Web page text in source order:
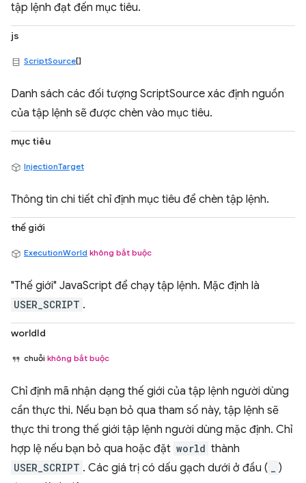
tập lệnh đạt đến mục tiêu.
js
ScriptSource[]
Danh sách các đối tượng ScriptSource xác định nguồn
của tập lệnh sẽ được chèn vào mục tiêu.
mục tiêu
InjectionTarget
Thông tin chi tiết chỉ định mục tiêu để chèn tập lệnh.
thế giới
ExecutionWorld không bắt buộc
"Thế giới" JavaScript để chạy tập lệnh. Mặc định là
USER_SCRIPT .
worldId
chuỗi không bắt buộc
Chỉ định mã nhận dạng thế giới của tập lệnh người dùng
cần thực thi. Nếu bạn bỏ qua tham số này, tập lệnh sẽ
thực thi trong thế giới tập lệnh người dùng mặc định. Chỉ
hợp lệ nếu bạn bỏ qua hoặc đặt world thành
USER_SCRIPT . Các giá trị có dấu gạch dưới ở đầu (
)